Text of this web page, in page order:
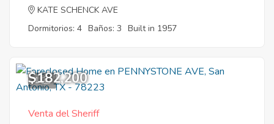
KATE SCHENCK AVE
Dormitorios: 4 Baños: 3 Built in 1957
1
$182,200
Venta del Sheriff